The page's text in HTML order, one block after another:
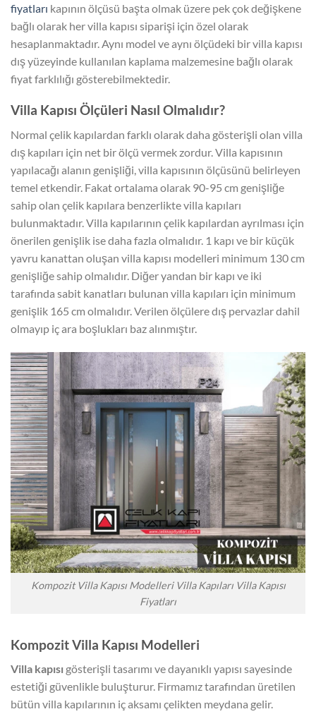
fiyatları kapının ölçüsü başta olmak üzere pek çok değişkene
bağlı olarak her villa kapısı siparişi için özel olarak
hesaplanmaktadır. Aynı model ve aynı ölçüdeki bir villa kapısı
dış yüzeyinde kullanılan kaplama malzemesine bağlı olarak
fiyat farklılığı gösterebilmektedir.
Villa Kapısı Ölçüleri Nasıl Olmalıdır?
Normal çelik kapılardan farklı olarak daha gösterişli olan villa
dış kapıları için net bir ölçü vermek zordur. Villa kapısının
yapılacağı alanın genişliği, villa kapısının ölçüsünü belirleyen
temel etkendir. Fakat ortalama olarak 90-95 cm genişliğe
sahip olan çelik kapılara benzerlikte villa kapıları
bulunmaktadır. Villa kapılarının çelik kapılardan ayrılması için
önerilen genişlik ise daha fazla olmalıdır. 1 kapı ve bir küçük
yavru kanattan oluşan villa kapısı modelleri minimum 130 cm
genişliğe sahip olmalıdır. Diğer yandan bir kapı ve iki
tarafında sabit kanatları bulunan villa kapıları için minimum
genişlik 165 cm olmalıdır. Verilen ölçülere dış pervazlar dahil
olmayıp iç ara boşlukları baz alınmıştır.
Kompozit Villa Kapısı Modelleri Villa Kapıları Villa Kapısı
Fiyatları
Kompozit Villa Kapısı Modelleri
Villa kapısı gösterişli tasarımı ve dayanıklı yapısı sayesinde
estetiği güvenlikle buluşturur. Firmamız tarafından üretilen
bütün villa kapılarının iç aksamı çelikten meydana gelir.